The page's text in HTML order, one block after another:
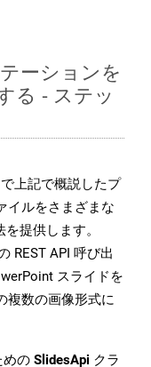
ーションを
る - ステッ
上記で概説したプ
イルをさまざまな
提供します。
REST API 呼び出
スライドを
複数の画像形式に
めの SlidesApi クラ